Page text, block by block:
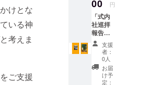
けとな
いる神
考えま
ご支援
パソコン・
スマート
フォン・イ
ンターネッ
ト活用の指
導に携わ
り、地域住
00 円
「式内
社巡拝
報告
（備前
編）」
PDF
データ
ダイ
ジェス
支援
者：
0人
お届
け予
定：